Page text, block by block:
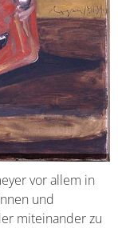
vor allem in
und
miteinander zu